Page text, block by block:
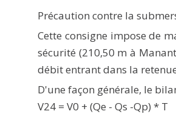
Précaution contre la
Cette consigne impose de
sécurité (210,50 m à
débit entrant dans la
D'une façon générale, le
V24 = V0 + (Qe - Qs -Qp) * T